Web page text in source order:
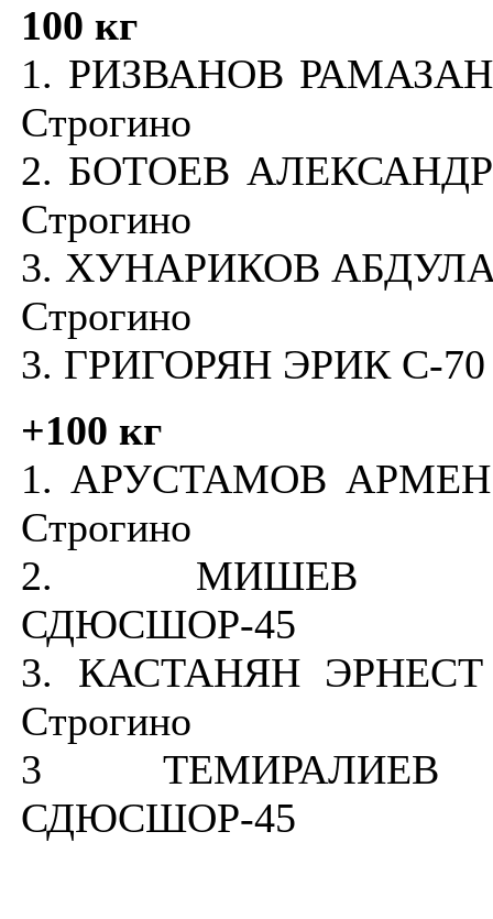
100 кг
1. РИЗВАНОВ
Строгино
2. БОТОЕВ
Строгино
3. ХУНАРИКОВ
Строгино
3. ГРИГОРЯН ЭРИК С-70
+100 кг
1. АРУСТАМОВ
Строгино
2. МИШЕВ
СДЮСШОР-45
3. КАСТАНЯН
Строгино
3
СДЮСШОР-45